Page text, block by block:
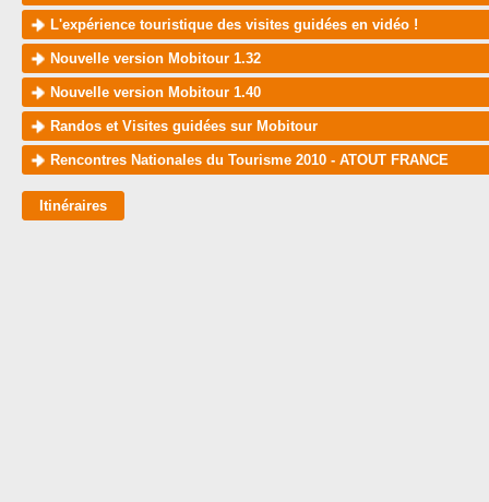
L'expérience touristique des visites guidées en vidéo !
Nouvelle version Mobitour 1.32
Nouvelle version Mobitour 1.40
Randos et Visites guidées sur Mobitour
Rencontres Nationales du Tourisme 2010 - ATOUT FRANCE
Itinéraires